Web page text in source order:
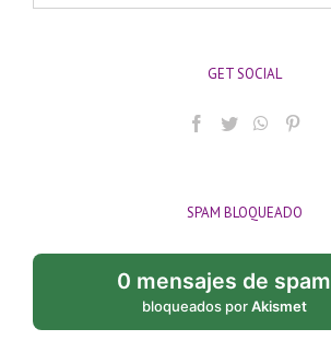
GET SOCIAL
SPAM BLOQUEADO
0 mensajes de spam
bloqueados porAkismet